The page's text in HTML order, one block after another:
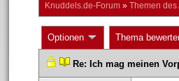
Knuddels.de-Forum » Themen
Optionen Thema
Re: Ich mag meinen